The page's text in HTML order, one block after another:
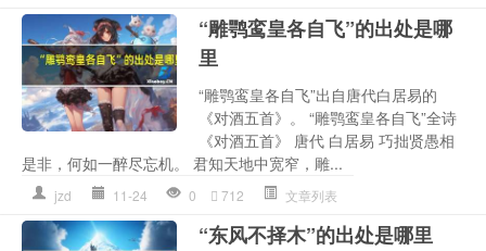
“雕鹗鸾皇各自飞”的出处是哪
里
“雕鹗鸾皇各自飞”出自唐代白居易的
《对酒五首》。 “雕鹗鸾皇各自飞”全诗
《对酒五首》 唐代 白居易 巧拙贤愚相
是非，何如一醉尽忘机。 君知天地中宽窄，雕...
jzd 11-24 0 712 文章列表
“东风不择木”的出处是哪里